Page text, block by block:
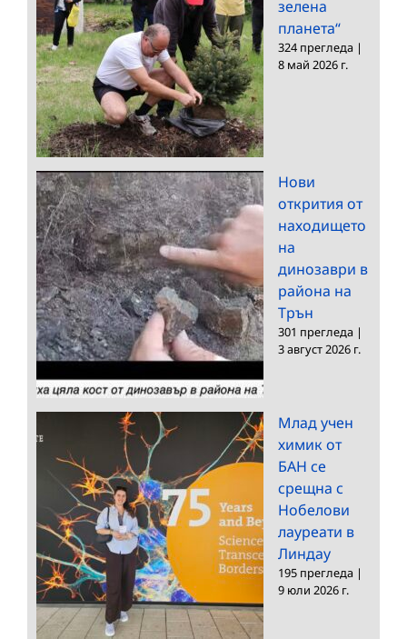
зелена
планета“
324 прегледа |
8 май 2026 г.
Нови
открития от
находището
на
динозаври в
района на
Трън
301 прегледа |
3 август 2026 г.
Млад учен
химик от
БАН се
срещна с
Нобелови
лауреати в
Линдау
195 прегледа |
9 юли 2026 г.